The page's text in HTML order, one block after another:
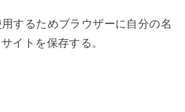
するためブラウザーに自分の名
イトを保存する。